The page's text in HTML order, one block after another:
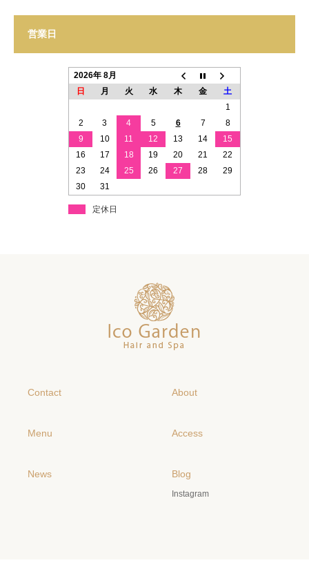
営業日
2026年 8月
日
月 火 水 木 金
土
1
2
3 4 5 6 7
8
9
10 11 12 13 14
15
16
17 18 19 20 21
22
23
24 25 26 27 28
29
30
31
定休日
Contact About
Menu Access
News Blog
Instagram